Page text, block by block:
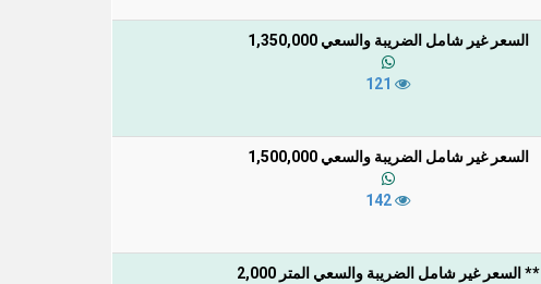
السعر غير شامل الضريبة والسعي 1,350,000
السعر غير شامل الضريبة والسعي 1,500,000
** السعر غير شامل الضريبة والسعي المتر 2,000